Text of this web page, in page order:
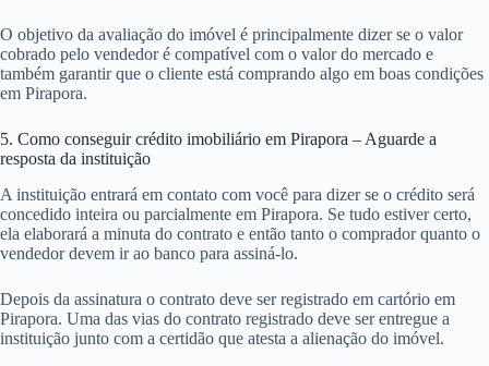
O objetivo da avaliação do imóvel é principalmente dizer se o valor
cobrado pelo vendedor é compatível com o valor do mercado e
também garantir que o cliente está comprando algo em boas condições
em Pirapora.
5. Como conseguir crédito imobiliário em Pirapora – Aguarde a
resposta da instituição
A instituição entrará em contato com você para dizer se o crédito será
concedido inteira ou parcialmente em Pirapora. Se tudo estiver certo,
ela elaborará a minuta do contrato e então tanto o comprador quanto o
vendedor devem ir ao banco para assiná-lo.
Depois da assinatura o contrato deve ser registrado em cartório em
Pirapora. Uma das vias do contrato registrado deve ser entregue a
instituição junto com a certidão que atesta a alienação do imóvel.